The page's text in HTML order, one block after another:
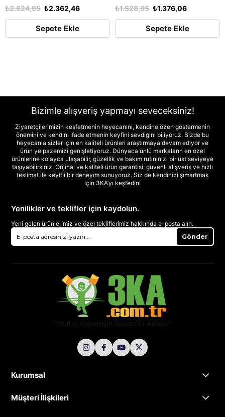
₺2.362,46
₺2.624,95
Sepete Ekle
₺1.376,06
₺1.528,95
Sepete Ekle
Bizimle alışveriş yapmayı seveceksiniz!
Ziyaretçilerimizin keşfetmenin heyecanını, kendine özen göstermenin
önemini ve kendini ifade etmenin keyfini sevdiğini biliyoruz. Bizde bu
heyecanla sizler için en kaliteli ürünleri araştırmaya devam ediyor ve
ürün yelpazemizi genişletiyoruz. Dünyaca ünlü markaların en özel
ürünlerine kolayca ulaşabilir, güzellik ve bakım rutininizi bir üst seviyeye
taşıyabilirsiniz. Orijinal ve kaliteli ürün garantisi, güvenli alışveriş ve hızlı
teslimat ile keyifli bir deneyim sunuyoruz. Siz de kendinizi şımartmak
için 3KA’yı keşfedin!
Yenilikler ve teklifler için kaydolun.
Yeni gelen ürünlerimiz ve özel tekliflerimiz hakkında e-posta alın.
Gönder
Kurumsal
Müşteri İlişkileri